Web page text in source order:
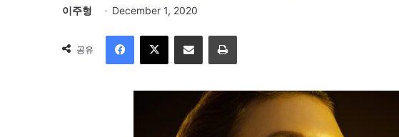
이주형 December 1, 2020
공유
이메일